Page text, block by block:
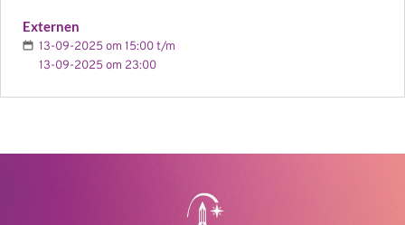
Externen
13-09-2025 om 15:00 t/m
13-09-2025 om 23:00